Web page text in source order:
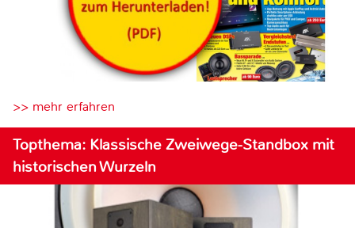
>> mehr erfahren
Topthema: Klassische Zweiwege-Standbox mit
historischen Wurzeln